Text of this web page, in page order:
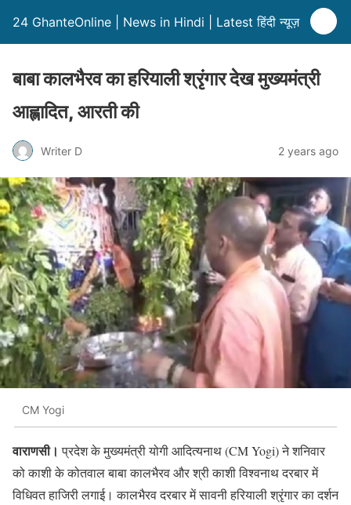
24 GhanteOnline | News in Hindi | Latest हिंदी न्यूज़
बाबा कालभैरव का हरियाली श्रृंगार देख मुख्यमंत्री
आह्लादित, आरती की
Writer D 2 years ago
CM Yogi
वाराणसी। प्रदेश के मुख्यमंत्री योगी आदित्यनाथ (CM Yogi) ने शनिवार
को काशी के कोतवाल बाबा कालभैरव और श्री काशी विश्वनाथ दरबार में
विधिवत हाजिरी लगाई। कालभैरव दरबार में सावनी हरियाली श्रृंगार का दर्शन